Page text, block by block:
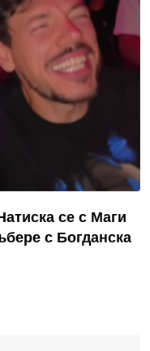
се с Маги
с Богданска